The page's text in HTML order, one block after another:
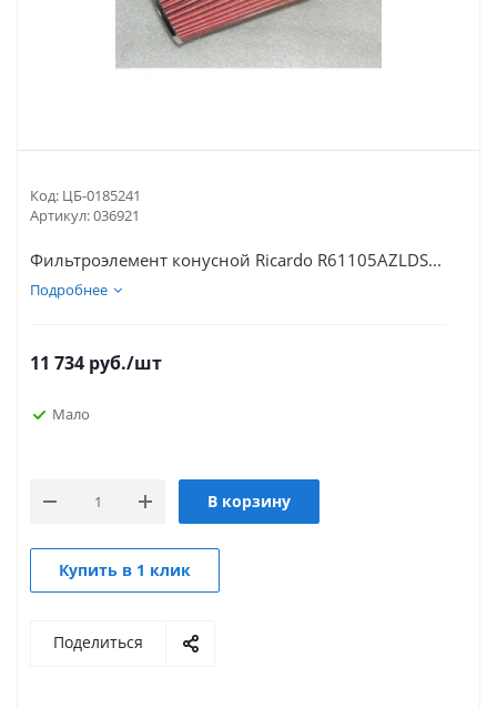
Код: ЦБ-0185241
Артикул:036921
Фильтроэлемент конусной Ricardo R61105AZLDS...
Подробнее
11 734 руб./шт
Мало
В корзину
Купить в 1 клик
Поделиться